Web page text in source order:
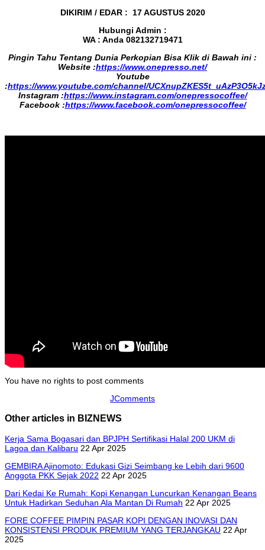
DIKIRIM / EDAR : 17 AGUSTUS 2020
Hubungi Admin :
WA : Anda 082132719471
Pingin Tahu Tentang Dunia Perkopian Bisa Klik di Bawah ini :
Website :https://www.onepresso.net/
Youtube
:https://www.youtube.com/channel/
Instagram :https://www.instagram.com/onepressocoffee/
Facebook :https://www.facebook.com/onepressocoffee/
You have no rights to post comments
JComments
Other articles in BIZNEWS
Kerja Sama Bogasari dan BPJPH Sertifikasi Halal 200 UKM di
Lagoa dan Kalibaru 22 Apr 2025
GEMBIRA Ajinomoto: Edukasi Gizi Seimbang ke Lebih dari 9600
Anggota PKK Sejak 2022 22 Apr 2025
Dari Kedai Ke Rumah: Kopi Kenangan Luncurkan Kenangan Beans
Untuk Hadirkan Seduhan Ala Mantan Di Rumah 22 Apr 2025
FORE COFFEE PIMPIN PASAR KOPI DENGAN INOVASI DAN
KONSISTENSI PRODUK PREMIUM YANG TERJANGKAU 22 Apr
2025